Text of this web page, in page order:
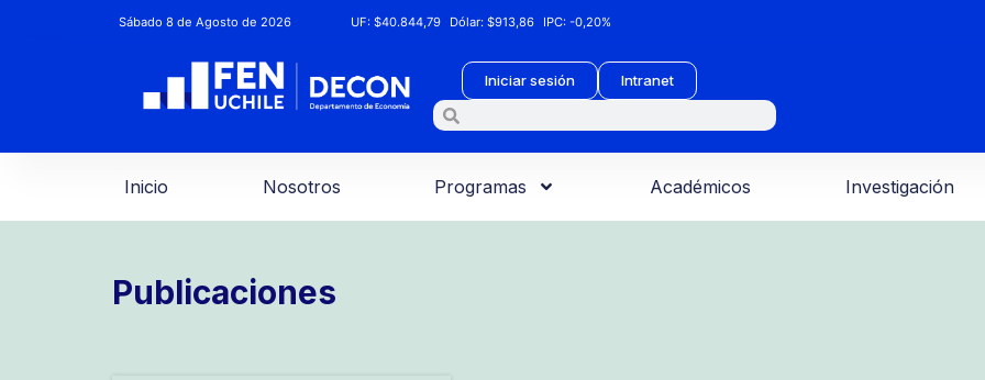
Sábado 8 de Agosto de 2026 UF:$40.844,79 Dólar:$913,86 IPC:-0,20%
Iniciar sesión Intranet
Inicio Nosotros Programas Académicos Investigación
Publicaciones